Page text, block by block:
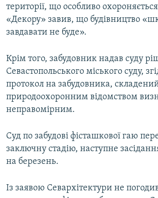
території, що особливо
«Декору» завив, що будівництво
завдавати не буде».
Крім того, забудовник надав суду
Севастопольського міського суду,
протокол на забудовника,
природоохоронним відомством
неправомірним.
Суд по забудові фісташкової гаю
заключну стадію, наступне
на березень.
Із заявою Севархітектури не